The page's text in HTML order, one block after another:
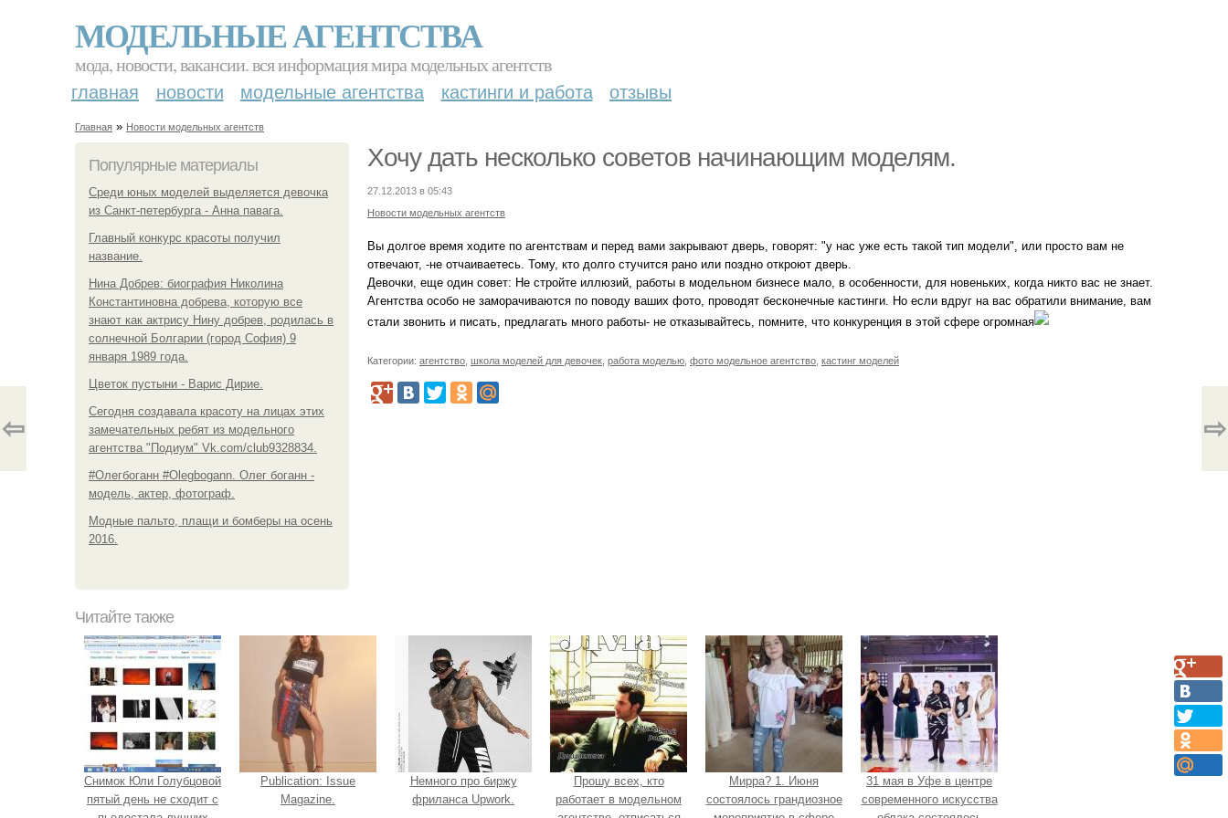
МОДЕЛЬНЫЕ АГЕНТСТВА
мода, новости, вакансии. вся информация мира модельных агентств
главная новости модельные агентства кастинги и работа отзывы
Главная » Новости модельных агентств
Популярные материалы
Среди юных моделей выделяется девочка
из Санкт-петербурга - Анна павага.
Главный конкурс красоты получил
название.
Нина Добрев: биография Николина
Константиновна добрева, которую все
знают как актрису Нину добрев, родилась в
солнечной Болгарии (город София) 9
января 1989 года.
Цветок пустыни - Варис Дирие.
Сегодня создавала красоту на лицах этих
замечательных ребят из модельного
агентства "Подиум" Vk.com/club9328834.
#Олегбоганн #Olegbogann. Олег боганн -
модель, актер, фотограф.
Модные пальто, плащи и бомберы на осень
2016.
Хочу дать несколько советов начинающим моделям.
27.12.2013 в 05:43
Новости модельных агентств
Вы долгое время ходите по агентствам и перед вами закрывают дверь, говорят: "у нас уже есть такой тип модели", или просто вам не
отвечают, -не отчаиваетесь. Тому, кто долго стучится рано или поздно откроют дверь.
Девочки, еще один совет: Не стройте иллюзий, работы в модельном бизнесе мало, в особенности, для новеньких, когда никто вас не знает.
Агентства особо не заморачиваются по поводу ваших фото, проводят бесконечные кастинги. Но если вдруг на вас обратили внимание, вам
стали звонить и писать, предлагать много работы- не отказывайтесь, помните, что конкуренция в этой сфере огромная
Категории: агентство школа моделей для девочек работа моделью фото модельное агентство кастинг моделей
⇦ ⇨
Читайте также
Снимок Юли Голубцовой
пятый день не сходит с
Publication: Issue
Magazine.
Немного про биржу
фриланса Upwork.
Прошу всех, кто
работает в модельном
Мирра? 1. Июня
состоялось грандиозное
31 мая в Уфе в центре
современного искусства